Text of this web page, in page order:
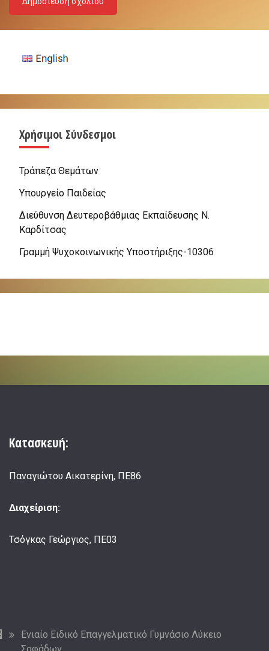
Χρήσιμοι Σύνδεσμοι
Τράπεζα Θεμάτων
Υπουργείο Παιδείας
Διεύθυνση Δευτεροβάθμιας Εκπαίδευσης Ν.
Καρδίτσας
Γραμμή Ψυχοκοινωνικής Υποστήριξης-10306
Κατασκευή:
Παναγιώτου Αικατερίνη, ΠΕ86
Διαχείριση:
Τσόγκας Γεώργιος, ΠΕ03
Ενιαίο Ειδικό Επαγγελματικό Γυμνάσιο Λύκειο